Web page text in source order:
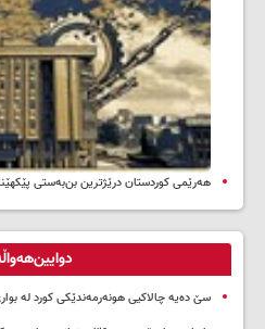
هەرێمی کوردستان درێژترین بن‌بەستی
سێ دەیە چالاکیی هونەرمەندێکی کورد لە